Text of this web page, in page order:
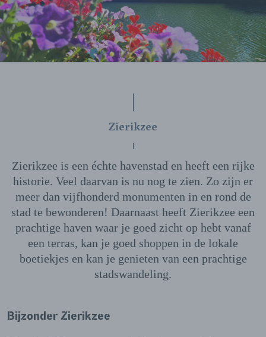
Zierikzee
Zierikzee is een échte havenstad en heeft een rijke
historie. Veel daarvan is nu nog te zien. Zo zijn er
meer dan vijfhonderd monumenten in en rond de
stad te bewonderen! Daarnaast heeft Zierikzee een
prachtige haven waar je goed zicht op hebt vanaf
een terras, kan je goed shoppen in de lokale
boetiekjes en kan je genieten van een prachtige
stadswandeling.
Bijzonder Zierikzee